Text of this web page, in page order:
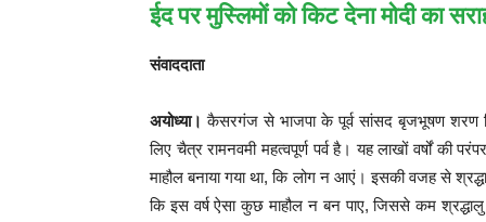
ईद पर मुस्लिमों को किट देना मोदी का
संवाददाता
अयोध्या। कैसरगंज से भाजपा के पूर्व सांसद बृजभूषण शरण
लिए चैत्र रामनवमी महत्वपूर्ण पर्व है। यह लाखों वर्षों की
माहौल बनाया गया था, कि लोग न आएं। इसकी वजह से
कि इस वर्ष ऐसा कुछ माहौल न बन पाए, जिससे कम